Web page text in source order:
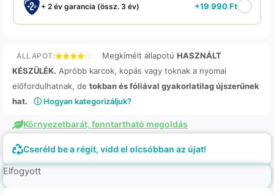
+ 2 év garancia (össz. 3 év) +19 990Ft
ÁLLAPOT: Megkímélt állapotú HASZNÁLT
KÉSZÜLÉK. Apróbb karcok, kopás vagy toknak a nyomai
előfordulhatnak, de tokban és fóliával gyakorlatilag újszerűnek
hat.
ⓘ Hogyan kategorizáljuk?
Környezetbarát, fenntartható megoldás
Cseréld be a régit, vidd el olcsóbban az újat!
Elfogyott